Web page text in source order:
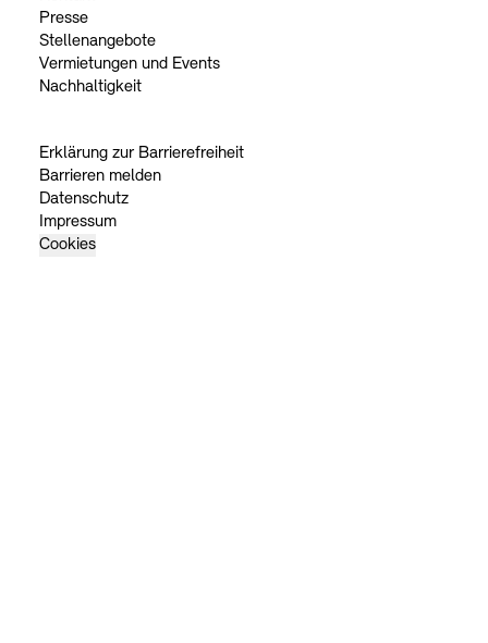
Presse
Stellenangebote
Vermietungen und Events
Nachhaltigkeit
Erklärung zur Barrierefreiheit
Barrieren melden
Datenschutz
Impressum
Cookies